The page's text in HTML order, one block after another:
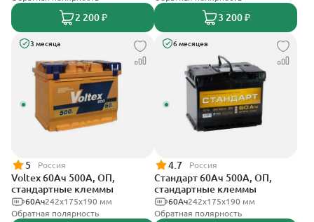
2 200 ₽ 3 200 ₽
3 месяца
5 Россия
Voltex 60Ач 500А, ОП,
стандартные клеммы
242х175х190 мм
60Ач
Обратная полярность
6 месяцев
4.7 Россия
Стандарт 60Ач 500А, ОП,
стандартные клеммы
242x175x190 мм
60Ач
Обратная полярность